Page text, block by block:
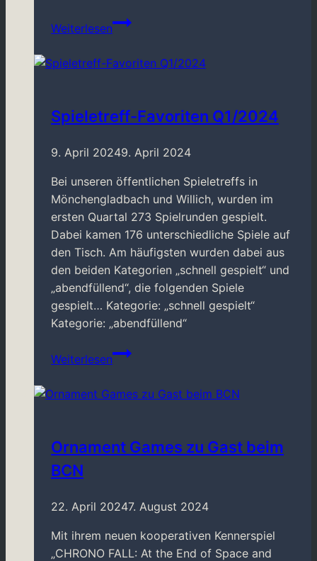
Weiterlesen
Rosenmontagszug
2026
Spieletreff-Favoriten Q1/2024
9. April 20249. April 2024
Bei unseren öffentlichen Spieletreffs in
Mönchengladbach und Willich, wurden im
ersten Quartal 273 Spielrunden gespielt.
Dabei kamen 176 unterschiedliche Spiele auf
den Tisch. Am häufigsten wurden dabei aus
den beiden Kategorien „schnell gespielt“ und
„abendfüllend“, die folgenden Spiele
gespielt… Kategorie: „schnell gespielt“
Kategorie: „abendfüllend“
Weiterlesen
Spieletreff-
Favoriten
Ornament Games zu Gast beim
BCN
22. April 20247. August 2024
Mit ihrem neuen kooperativen Kennerspiel
„CHRONO FALL: At the End of Space and